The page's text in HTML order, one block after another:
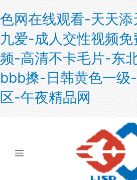
色网在线观看-天天
九爱-成人交性视频
频-高清不卡毛片-东
bbb搡-日韩黄色一级
区-午夜精品网